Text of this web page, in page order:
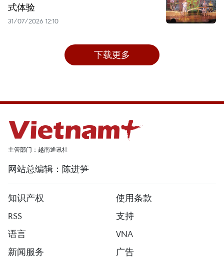
式体验
31/07/2026 12:10
下载更多
主管部门：越南通讯社
网站总编辑：陈进笋
知识产权
使用条款
RSS
支持
语言
VNA
新闻服务
广告